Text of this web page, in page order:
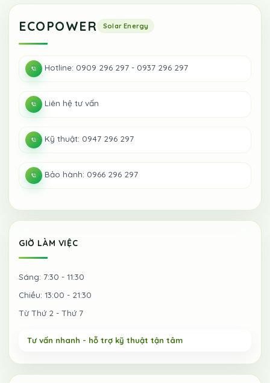
ECOPOWER
Hotline: 0909 296 297 - 0937 296 297
Liên hệ tư vấn
Kỹ thuật: 0947 296 297
Bảo hành: 0966 296 297
GIỜ LÀM VIỆC
Sáng: 7:30 - 11:30
Chiều: 13:00 - 21:30
Từ Thứ 2 - Thứ 7